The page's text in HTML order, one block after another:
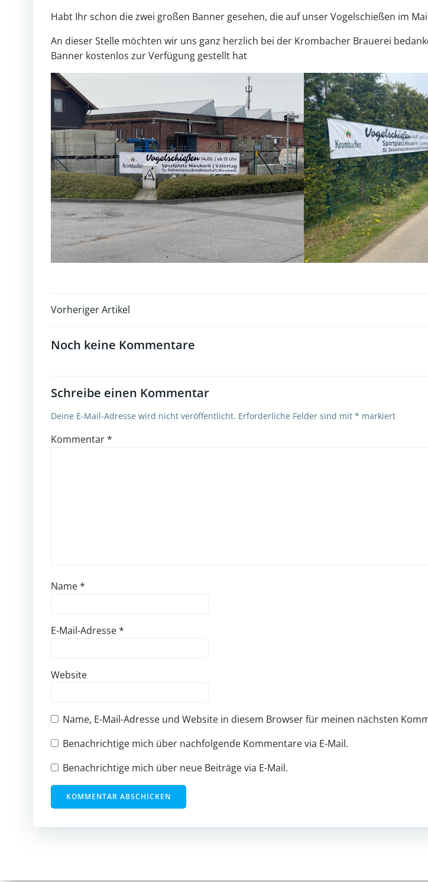
Habt Ihr schon die zwei großen Banner gesehen, die auf unser Vogelschießen im
An dieser Stelle möchten wir uns ganz herzlich bei der Krombacher Brauerei
Banner kostenlos zur Verfügung gestellt hat
Post
navigation
Vorheriger Artikel
Noch keine Kommentare
Schreibe einen Kommentar
Deine E-Mail-Adresse wird nicht veröffentlicht. Erforderliche Felder sind mit * markiert
Kommentar*
Name*
E-Mail-Adresse*
Website
Name, E-Mail-Adresse und Website in diesem Browser für meinen nächsten
Benachrichtige mich über nachfolgende Kommentare via E-Mail.
Benachrichtige mich über neue Beiträge via E-Mail.